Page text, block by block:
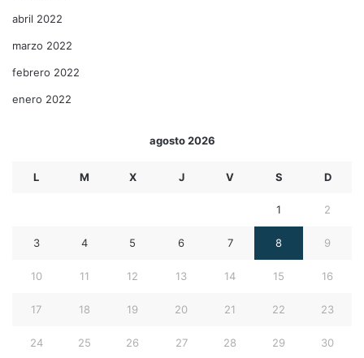
abril 2022
marzo 2022
febrero 2022
enero 2022
agosto 2026
L M X J V S D
1 2
3 4 5 6 7 8 9
10 11 12 13 14 15 16
17 18 19 20 21 22 23
24 25 26 27 28 29 30